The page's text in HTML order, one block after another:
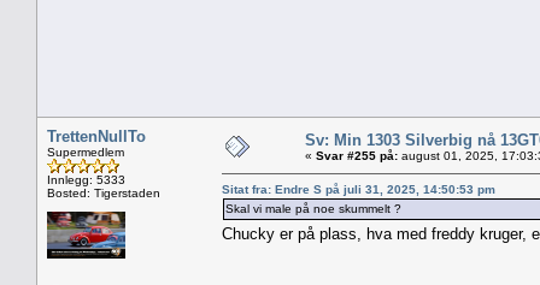
TrettenNullTo
Supermedlem
Innlegg: 5333
Bosted: Tigerstaden
Sv: Min 1303 Silverbig nå
« Svar #255 på: august 01, 2025,
Sitat fra: Endre S på juli 31, 2025, 14:50:53 pm
Skal vi male på noe skummelt ?
Chucky er på plass, hva med freddy